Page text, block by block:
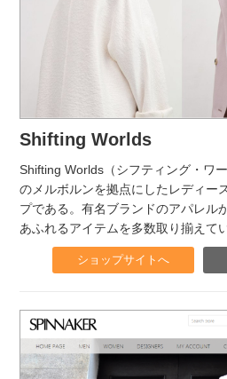
Shifting Worlds
Shifting Worlds（シフティング・ワ
のメルボルンを拠点にしたレディー
プである。有名ブランドのアパレル
あふれるアイテムを多数取り揃えて
ショップサイトへ